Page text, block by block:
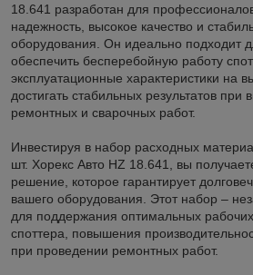
18.641 разработан для
надежность, высокое качество и
оборудования. Он идеально подходит
обеспечить бесперебойную работу
эксплуатационные характеристики на
достигать стабильных результатов
ремонтных и сварочных работ.
Инвестируя в набор расходных
шт. Хорекс Авто HZ 18.641, вы
решение, которое гарантирует
вашего оборудования. Этот набор –
для поддержания оптимальных рабочих
споттера, повышения
при проведении ремонтных работ.